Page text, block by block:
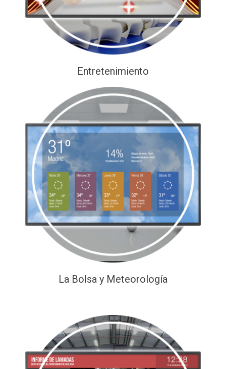
Entretenimiento
La Bolsa y Meteorología